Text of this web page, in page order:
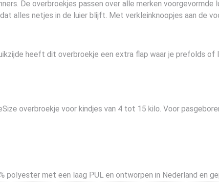
De overbroekjes passen over alle merken voorgevormde
alles netjes in de luier blijft. Met verkleinknoopjes aan de
heeft dit overbroekje een extra flap waar je prefolds of
overbroekje voor kindjes van 4 tot 15 kilo. Voor
polyester met een laag PUL en ontworpen in Nederland en